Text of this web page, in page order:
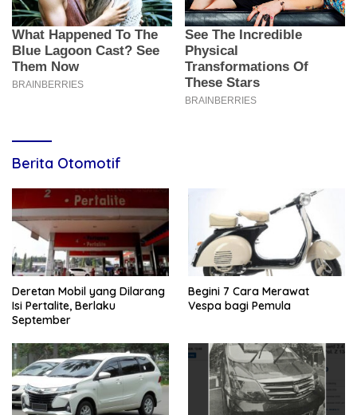
Berita Otomotif
Deretan Mobil yang Dilarang
Isi Pertalite, Berlaku
September
Begini 7 Cara Merawat
Vespa bagi Pemula